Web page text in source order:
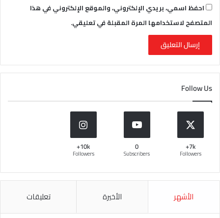
احفظ اسمي، بريدي الإلكتروني، والموقع الإلكتروني في هذا
المتصفح لاستخدامها المرة المقبلة في تعليقي.
Follow Us
7k+
Followers
0
Subscribers
10k+
Followers
الأشهر الأخيرة تعليقات